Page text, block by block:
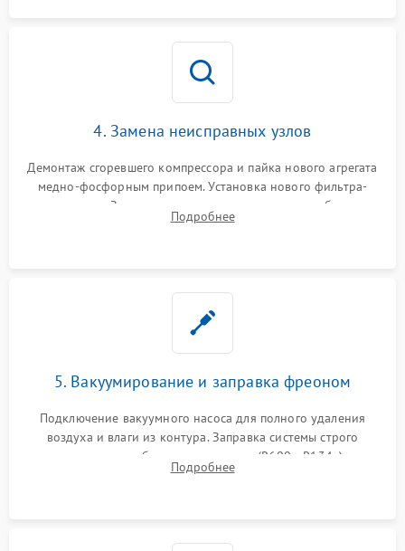
4. Замена неисправных узлов
Демонтаж сгоревшего компрессора и пайка нового агрегата
медно-фосфорным припоем. Установка нового фильтра-
осушителя. Замена изношенных вентиляторов обдува,
сломанных заслонок или поврежденных дверных петель.
Подробнее
5. Вакуумирование и заправка фреоном
Подключение вакуумного насоса для полного удаления
воздуха и влаги из контура. Заправка системы строго
дозированным объемом хладагента (R600a, R134a) по
электронным весам. Контроль рабочего давления в системе.
Подробнее